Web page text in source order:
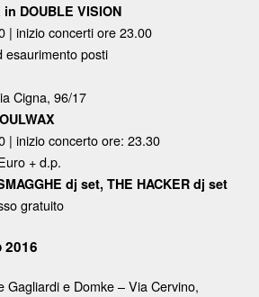
DOUBLE VISION
| inizio concerti ore 23.00
esaurimento posti
Cigna, 96/17
| inizio concerto ore: 23.30
+ d.p.
dj set, THE HACKER dj set
gratuito
2016
Gagliardi e Domke – Via Cervino,